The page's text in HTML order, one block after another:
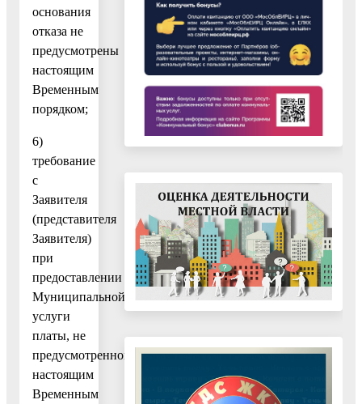
основания
отказа не
предусмотрены
настоящим
Временным
порядком;
6)
требование
с
Заявителя
(представителя
Заявителя)
при
предоставлении
Муниципальной
услуги
платы, не
предусмотренной
настоящим
Временным